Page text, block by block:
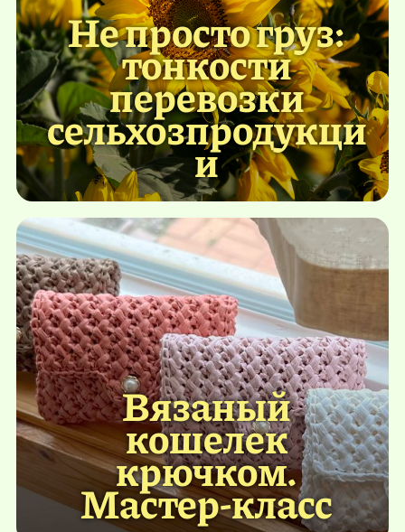
Не просто груз:
тонкости
перевозки
сельхозпродукци
и
Вязаный
кошелек
крючком.
Мастер-класс